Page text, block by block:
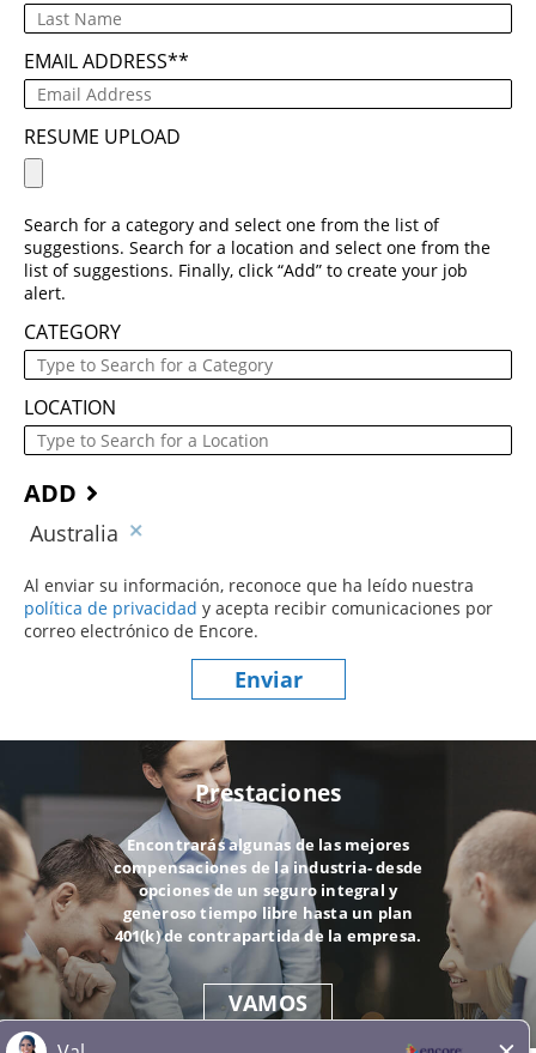
EMAIL ADDRESS*
RESUME UPLOAD
Search for a category and select one from the list of
suggestions. Search for a location and select one from the
list of suggestions. Finally, click “Add” to create your job
alert.
CATEGORY
LOCATION
ADD
Australia
Al enviar su información, reconoce que ha leído nuestra
política de privacidad (este contenido se abre en una nueva
y acepta recibir comunicaciones por
correo electrónico de Encore.
Enviar
Prestaciones
Encontrarás algunas de las mejores
compensaciones de la industria- desde
opciones de un seguro integral y
generoso tiempo libre hasta un plan
401(k) de contrapartida de la empresa.
VAMOS